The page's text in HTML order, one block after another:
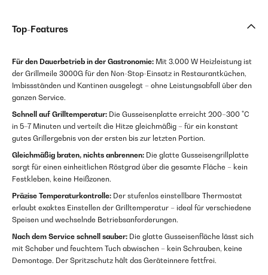
Top-Features
Für den Dauerbetrieb in der Gastronomie: Mit 3.000 W Heizleistung ist
der Grillmeile 3000G für den Non-Stop-Einsatz in Restaurantküchen,
Imbissständen und Kantinen ausgelegt – ohne Leistungsabfall über den
ganzen Service.
Schnell auf Grilltemperatur: Die Gusseisenplatte erreicht 200–300 °C
in 5–7 Minuten und verteilt die Hitze gleichmäßig – für ein konstant
gutes Grillergebnis von der ersten bis zur letzten Portion.
Gleichmäßig braten, nichts anbrennen: Die glatte Gusseisengrillplatte
sorgt für einen einheitlichen Röstgrad über die gesamte Fläche – kein
Festkleben, keine Heißzonen.
Präzise Temperaturkontrolle: Der stufenlos einstellbare Thermostat
erlaubt exaktes Einstellen der Grilltemperatur – ideal für verschiedene
Speisen und wechselnde Betriebsanforderungen.
Nach dem Service schnell sauber: Die glatte Gusseisenfläche lässt sich
mit Schaber und feuchtem Tuch abwischen – kein Schrauben, keine
Demontage. Der Spritzschutz hält das Geräteinnere fettfrei.